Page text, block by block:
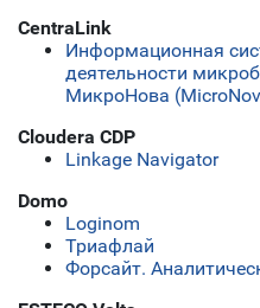
CentraLink
Информационная
деятельности
МикроНова
Cloudera CDP
Linkage Navigator
Domo
Loginom
Триафлай
Форсайт.